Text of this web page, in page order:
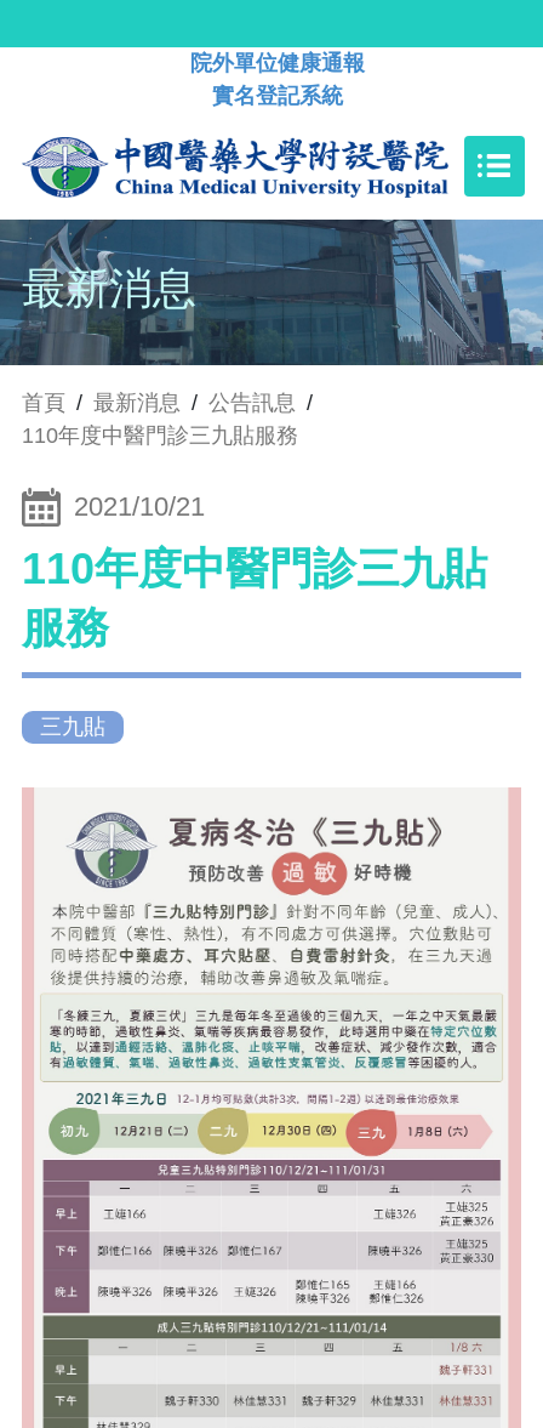
院外單位健康通報
實名登記系統
最新消息
首頁 / 最新消息 / 公告訊息 /
110年度中醫門診三九貼服務
2021/10/21
110年度中醫門診三九貼
服務
三九貼